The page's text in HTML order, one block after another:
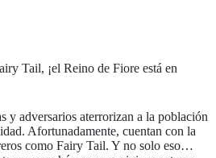
Tail, ¡el Reino de Fiore está en
y adversarios aterrorizan a la población
Afortunadamente, cuentan con la
como Fairy Tail. Y no solo eso…